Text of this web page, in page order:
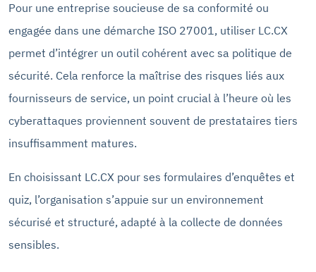
Pour une entreprise soucieuse de sa conformité ou
engagée dans une démarche ISO 27001, utiliser LC.CX
permet d’intégrer un outil cohérent avec sa politique de
sécurité. Cela renforce la maîtrise des risques liés aux
fournisseurs de service, un point crucial à l’heure où les
cyberattaques proviennent souvent de prestataires tiers
insuffisamment matures.
En choisissant LC.CX pour ses formulaires d’enquêtes et
quiz, l’organisation s’appuie sur un environnement
sécurisé et structuré, adapté à la collecte de données
sensibles.